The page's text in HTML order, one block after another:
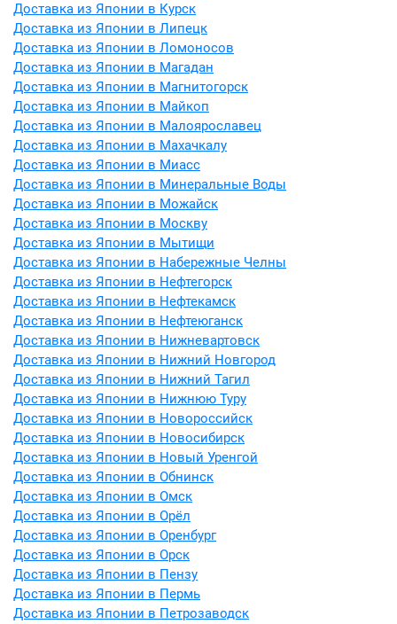
Доставка из Японии в Курск
Доставка из Японии в Липецк
Доставка из Японии в Ломоносов
Доставка из Японии в Магадан
Доставка из Японии в Магнитогорск
Доставка из Японии в Майкоп
Доставка из Японии в Малоярославец
Доставка из Японии в Махачкалу
Доставка из Японии в Миасс
Доставка из Японии в Минеральные Воды
Доставка из Японии в Можайск
Доставка из Японии в Москву
Доставка из Японии в Мытищи
Доставка из Японии в Набережные Челны
Доставка из Японии в Нефтегорск
Доставка из Японии в Нефтекамск
Доставка из Японии в Нефтеюганск
Доставка из Японии в Нижневартовск
Доставка из Японии в Нижний Новгород
Доставка из Японии в Нижний Тагил
Доставка из Японии в Нижнюю Туру
Доставка из Японии в Новороссийск
Доставка из Японии в Новосибирск
Доставка из Японии в Новый Уренгой
Доставка из Японии в Обнинск
Доставка из Японии в Омск
Доставка из Японии в Орёл
Доставка из Японии в Оренбург
Доставка из Японии в Орск
Доставка из Японии в Пензу
Доставка из Японии в Пермь
Доставка из Японии в Петрозаводск